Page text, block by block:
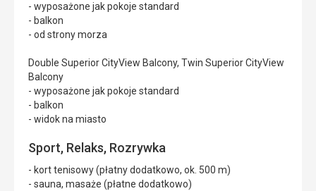
- wyposażone jak pokoje standard
- balkon
- od strony morza
Double Superior CityView Balcony, Twin Superior CityView
Balcony
- wyposażone jak pokoje standard
- balkon
- widok na miasto
Sport, Relaks, Rozrywka
- kort tenisowy (płatny dodatkowo, ok. 500 m)
- sauna, masaże (płatne dodatkowo)